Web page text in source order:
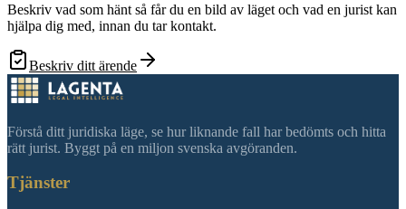
Beskriv vad som hänt så får du en bild av läget och vad en jurist kan
hjälpa dig med, innan du tar kontakt.
Beskriv ditt ärende
Förstå ditt juridiska läge, se hur liknande fall har bedömts och hitta
rätt jurist. Byggt på en miljon svenska avgöranden.
Tjänster